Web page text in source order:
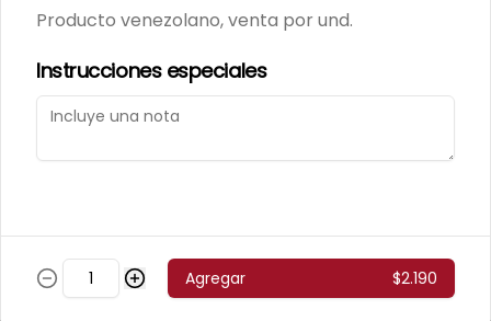
Mortadela Jamonada
Producto venezolano, venta por und.
Instrucciones especiales
Agregar $2.190